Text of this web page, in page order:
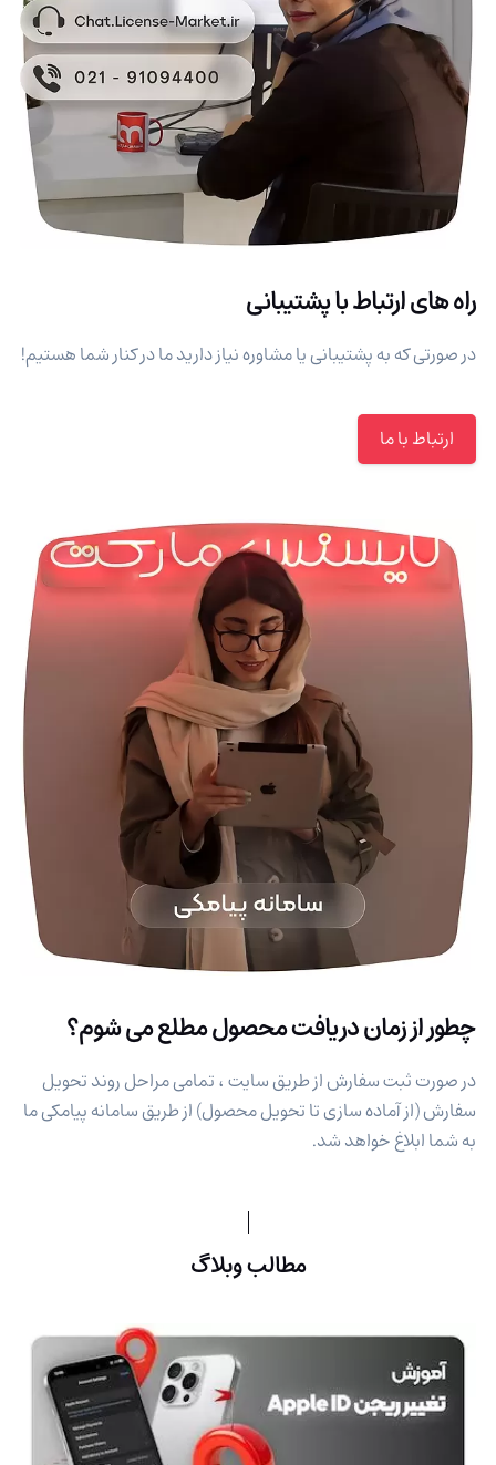
راه های ارتباط با پشتیبانی
در صورتی که به پشتیبانی یا مشاوره نیاز دارید ما در کنار شما هستیم!
ارتباط با ما
چطور از زمان دریافت محصول مطلع می شوم؟
در صورت ثبت سفارش از طریق سایت ، تمامی مراحل روند تحویل
سفارش (از آماده سازی تا تحویل محصول) از طریق سامانه پیامکی ما
به شما ابلاغ خواهد شد.
مطالب وبلاگ